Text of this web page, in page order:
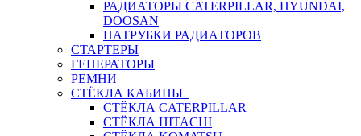
РАДИАТОРЫ CATERPILLAR, HYUNDAI,
DOOSAN
ПАТРУБКИ РАДИАТОРОВ
СТАРТЕРЫ
ГЕНЕРАТОРЫ
РЕМНИ
СТЁКЛА КАБИНЫ
СТЁКЛА CATERPILLAR
СТЁКЛА HITACHI